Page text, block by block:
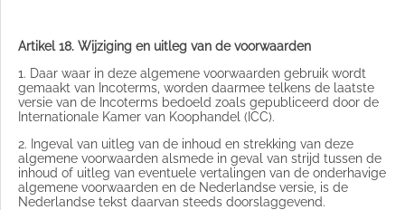
Artikel 18. Wijziging en uitleg van de voorwaarden
1. Daar waar in deze algemene voorwaarden gebruik wordt
gemaakt van Incoterms, worden daarmee telkens de laatste
versie van de Incoterms bedoeld zoals gepubliceerd door de
Internationale Kamer van Koophandel (ICC).
2. Ingeval van uitleg van de inhoud en strekking van deze
algemene voorwaarden alsmede in geval van strijd tussen de
inhoud of uitleg van eventuele vertalingen van de onderhavige
algemene voorwaarden en de Nederlandse versie, is de
Nederlandse tekst daarvan steeds doorslaggevend.